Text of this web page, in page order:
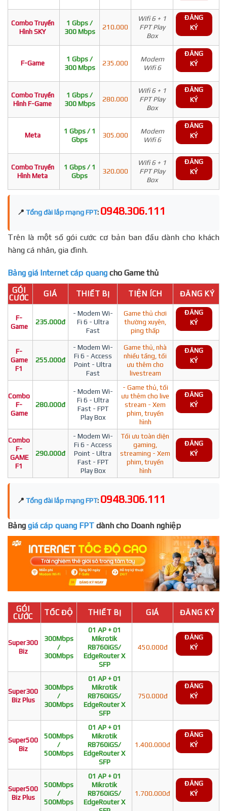
Combo Truyền
Hình SKY
1 Gbps /
300 Mbps
210.000
Wifi 6 + 1
FPT Play
Box
ĐĂNG
KÝ
F-Game
1 Gbps /
300 Mbps
235.000
Modem
Wifi 6
ĐĂNG
KÝ
Combo Truyền
Hình F-Game
1 Gbps /
300 Mbps
280.000
Wifi 6 + 1
FPT Play
Box
ĐĂNG
KÝ
Meta
1 Gbps / 1
Gbps
305.000
Modem
Wifi 6
ĐĂNG
KÝ
Combo Truyền
Hình Meta
1 Gbps / 1
Gbps
320.000
Wifi 6 + 1
FPT Play
Box
ĐĂNG
KÝ
📍 Tổng đài lắp mạng FPT: 0948.306.111
Trên là một số gói cước cơ bản ban đầu dành cho khách
hàng cá nhân, gia đình.
Bảng giá Internet cáp quang cho Game thủ
GÓI
CƯỚC
GIÁ THIẾT BỊ TIỆN ÍCH ĐĂNG KÝ
F-
Game
235.000đ
- Modem Wi-
Fi 6 - Ultra
Fast
Game thủ chơi
thường xuyên,
ping thấp
ĐĂNG
KÝ
F-
Game
F1
255.000đ
- Modem Wi-
Fi 6 - Access
Point - Ultra
Fast
Game thủ, nhà
nhiều tầng, tối
ưu thêm cho
livestream
ĐĂNG
KÝ
Combo
F-
Game
280.000đ
- Modem Wi-
Fi 6 - Ultra
Fast - FPT
Play Box
- Game thủ, tối
ưu thêm cho live
stream - Xem
phim, truyền
hình
ĐĂNG
KÝ
Combo
F-
GAME
F1
290.000đ
- Modem Wi-
Fi 6 - Access
Point - Ultra
Fast - FPT
Play Box
Tối ưu toàn diện
gaming,
streaming - Xem
phim, truyền
hình
ĐĂNG
KÝ
📍 Tổng đài lắp mạng FPT: 0948.306.111
Bảng giá cáp quang FPT dành cho Doanh nghiệp
GÓI
CƯỚC
TỐC ĐỘ THIẾT BỊ GIÁ ĐĂNG KÝ
Super300
Biz
300Mbps
/
300Mbps
01 AP + 01
Mikrotik
RB760iGS/
EdgeRouter X
SFP
450.000đ
ĐĂNG
KÝ
Super300
Biz Plus
300Mbps
/
300Mbps
01 AP + 01
Mikrotik
RB760iGS/
EdgeRouter X
SFP
750.000đ
ĐĂNG
KÝ
Super500
Biz
500Mbps
/
500Mbps
01 AP + 01
Mikrotik
RB760iGS/
EdgeRouter X
SFP
1.400.000đ
ĐĂNG
KÝ
Super500
Biz Plus
500Mbps
/
500Mbps
01 AP + 01
Mikrotik
RB760iGS/
EdgeRouter X
1.700.000đ
ĐĂNG
KÝ